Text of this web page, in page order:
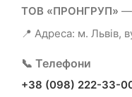
ТОВ «ПРОНГРУП» —
📍 Адреса: м. Львів,
📞 Телефони
+38 (098) 222-33-